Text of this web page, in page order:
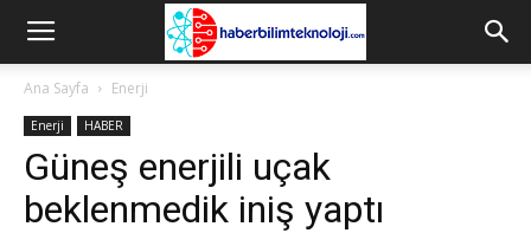
Ana Sayfa Enerji
Enerji HABER
Güneş enerjili uçak
beklenmedik iniş yaptı